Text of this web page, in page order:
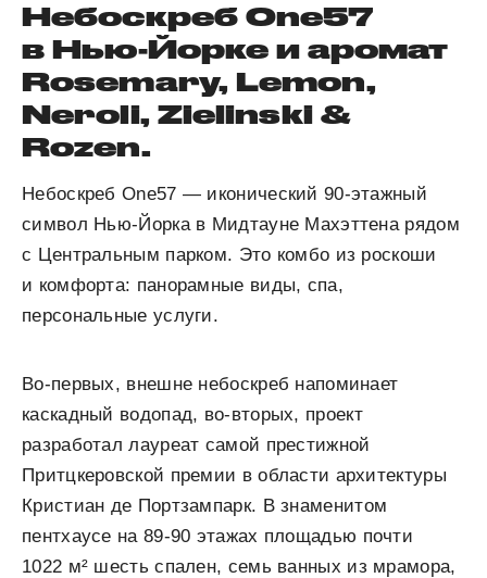
Небоскреб One57
в Нью-Йорке и аромат
Rosemary, Lemon,
Neroli, Zielinski &
Rozen.
Небоскреб One57 — иконический 90-этажный
символ Нью-Йорка в Мидтауне Махэттена рядом
с Центральным парком. Это комбо из роскоши
и комфорта: панорамные виды, спа,
персональные услуги.
Во-первых, внешне небоскреб напоминает
каскадный водопад, во-вторых, проект
разработал лауреат самой престижной
Притцкеровской премии в области архитектуры
Кристиан де Портзампарк. В знаменитом
пентхаусе на 89-90 этажах площадью почти
1022 м² шесть спален, семь ванных из мрамора,